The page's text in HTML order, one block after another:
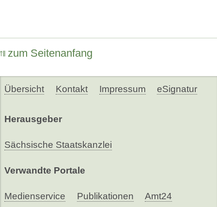
zum Seitenanfang
Übersicht Kontakt Impressum eSignatur
Herausgeber
Sächsische Staatskanzlei
Verwandte Portale
Medienservice Publikationen Amt24